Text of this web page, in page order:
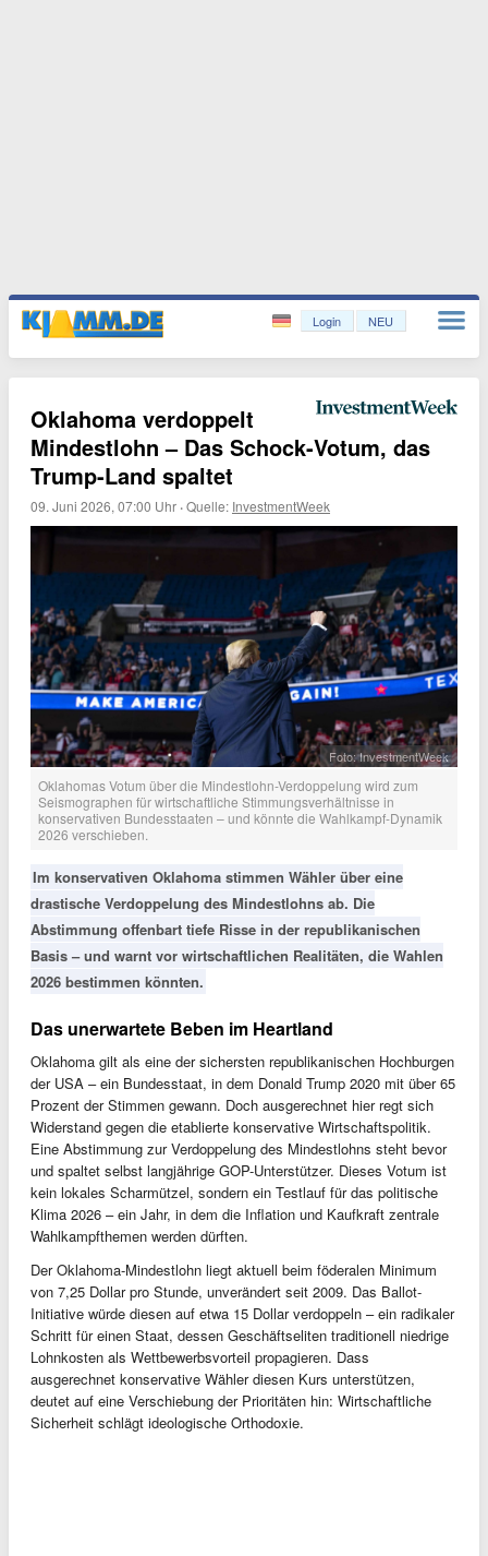
Login NEU
Oklahoma verdoppelt
Mindestlohn – Das Schock-Votum, das
Trump-Land spaltet
09. Juni 2026, 07:00 Uhr ·Quelle: InvestmentWeek
Foto: InvestmentWeek
Oklahomas Votum über die Mindestlohn-Verdoppelung wird zum
Seismographen für wirtschaftliche Stimmungsverhältnisse in
konservativen Bundesstaaten – und könnte die Wahlkampf-Dynamik
2026 verschieben.
Im konservativen Oklahoma stimmen Wähler über eine
drastische Verdoppelung des Mindestlohns ab. Die
Abstimmung offenbart tiefe Risse in der republikanischen
Basis – und warnt vor wirtschaftlichen Realitäten, die Wahlen
2026 bestimmen könnten.
Das unerwartete Beben im Heartland
Oklahoma gilt als eine der sichersten republikanischen Hochburgen
der USA – ein Bundesstaat, in dem Donald Trump 2020 mit über 65
Prozent der Stimmen gewann. Doch ausgerechnet hier regt sich
Widerstand gegen die etablierte konservative Wirtschaftspolitik.
Eine Abstimmung zur Verdoppelung des Mindestlohns steht bevor
und spaltet selbst langjährige GOP-Unterstützer. Dieses Votum ist
kein lokales Scharmützel, sondern ein Testlauf für das politische
Klima 2026 – ein Jahr, in dem die Inflation und Kaufkraft zentrale
Wahlkampfthemen werden dürften.
Der Oklahoma-Mindestlohn liegt aktuell beim föderalen Minimum
von 7,25 Dollar pro Stunde, unverändert seit 2009. Das Ballot-
Initiative würde diesen auf etwa 15 Dollar verdoppeln – ein radikaler
Schritt für einen Staat, dessen Geschäftseliten traditionell niedrige
Lohnkosten als Wettbewerbsvorteil propagieren. Dass
ausgerechnet konservative Wähler diesen Kurs unterstützen,
deutet auf eine Verschiebung der Prioritäten hin: Wirtschaftliche
Sicherheit schlägt ideologische Orthodoxie.